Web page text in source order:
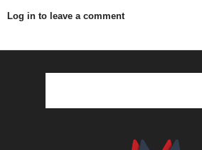
Log in to leave a comment